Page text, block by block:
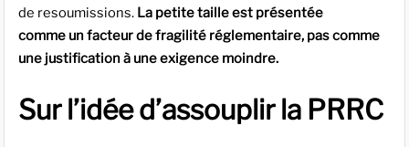
de resoumissions. La petite taille est présentée
comme un facteur de fragilité réglementaire, pas comme
une justification à une exigence moindre.
Sur l’idée d’assouplir la PRRC